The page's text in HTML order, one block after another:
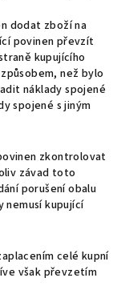
dodat zboží na
povinen převzít
kupujícího
než bylo
náklady spojené
spojené s jiným
zkontrolovat
závad toto
porušení obalu
nemusí kupující
celé kupní
však převzetím